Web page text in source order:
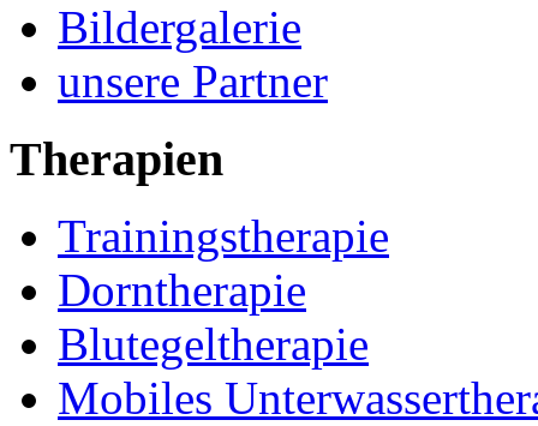
Bildergalerie
unsere Partner
Therapien
Trainingstherapie
Dorntherapie
Blutegeltherapie
Mobiles